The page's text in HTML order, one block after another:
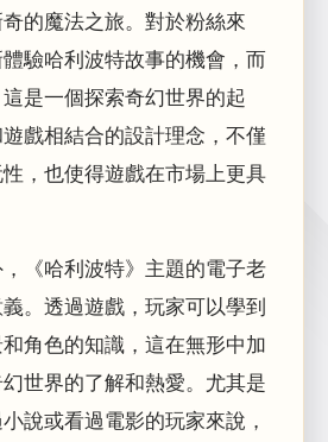
的魔法之旅。對於粉絲來
驗哈利波特故事的機會，而
是一個探索奇幻世界的起
戲相結合的設計理念，不僅
，也使得遊戲在市場上更具
《哈利波特》主題的電子老
。透過遊戲，玩家可以學到
角色的知識，這在無形中加
世界的了解和熱愛。尤其是
說或看過電影的玩家來說，